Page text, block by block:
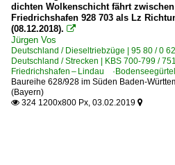
dichten Wolkenschicht fährt
Friedrichshafen 928 703 als Lz
(08.12.2018). 
Jürgen Vos
Deutschland / Dieseltriebzüge | 95 80 / 0
Deutschland / Strecken | KBS 700-799 /
Friedrichshafen – Lindau
Baureihe 628/928 im Süden Baden-
(Bayern)
 324 1200x800 Px, 03.02.2019 